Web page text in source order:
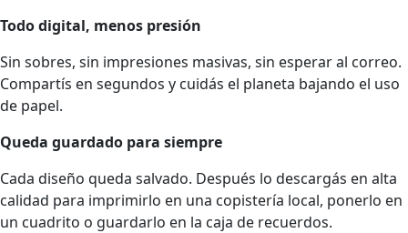
Todo digital, menos presión
Sin sobres, sin impresiones masivas, sin esperar al correo.
Compartís en segundos y cuidás el planeta bajando el uso
de papel.
Queda guardado para siempre
Cada diseño queda salvado. Después lo descargás en alta
calidad para imprimirlo en una copistería local, ponerlo en
un cuadrito o guardarlo en la caja de recuerdos.